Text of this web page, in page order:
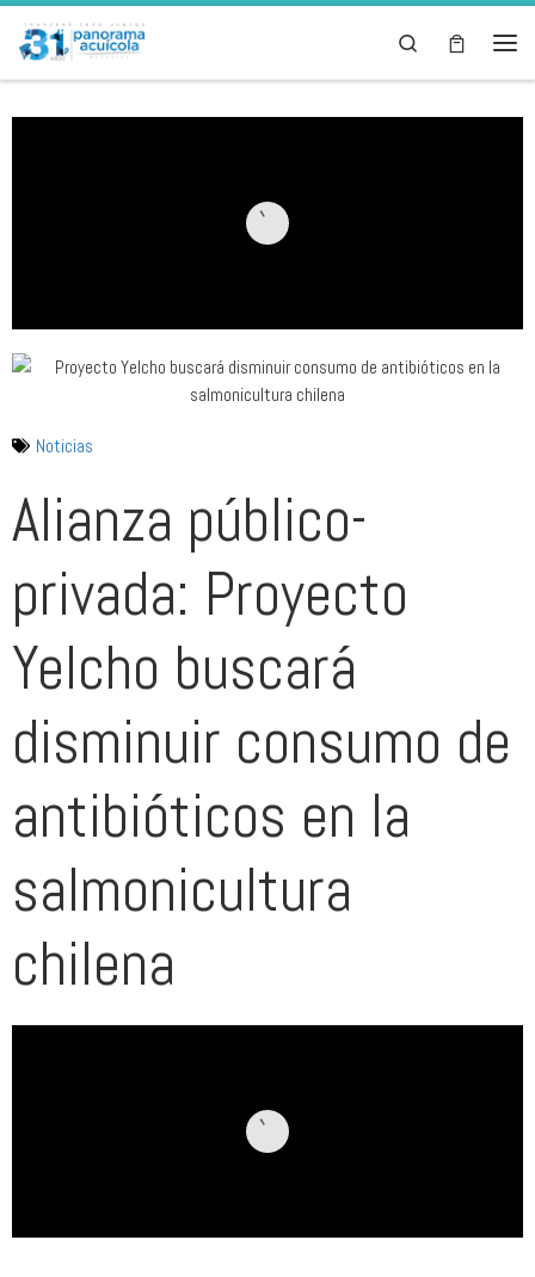
Skip to content Search
Noticias
Alianza público-
privada: Proyecto
Yelcho buscará
disminuir consumo de
antibióticos en la
salmonicultura
chilena